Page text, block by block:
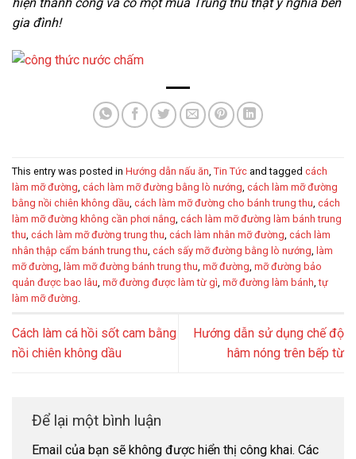
gia đình!
This entry was posted in Hướng dẫn nấu ăn Tin Tức and tagged cách
làm mỡ đường cách làm mỡ đường bằng lò nướng cách làm mỡ đường
bằng nồi chiên không dầu cách làm mỡ đường cho bánh trung thu cách
làm mỡ đường không cần phơi nắng cách làm mỡ đường làm bánh trung
thu cách làm mỡ đường trung thu cách làm nhân mỡ đường cách làm
nhân thập cẩm bánh trung thu cách sấy mỡ đường bằng lò nướng làm
mỡ đường làm mỡ đường bánh trung thu mỡ đường mỡ đường bảo
quản được bao lâu mỡ đường được làm từ gì mỡ đường làm bánh ,tự
làm mỡ đường
Cách làm cá hồi sốt cam bằng
nồi chiên không dầu
Hướng dẫn sử dụng chế độ
hâm nóng trên bếp từ
Để lại một bình luận
Email của bạn sẽ không được hiển thị công khai. Các